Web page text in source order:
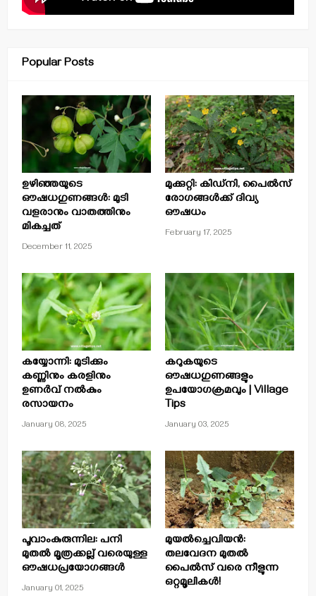
Popular Posts
ഉഴിഞ്ഞയുടെ
ഔഷധഗുണങ്ങൾ: മുടി
വളരാനും വാതത്തിനും
മികച്ചത്
December 11, 2025
മുക്കുറ്റി: കിഡ്‌നി, പൈൽസ്
രോഗങ്ങൾക്ക് ദിവ്യ
ഔഷധം
February 17, 2025
കയ്യോന്നി: മുടിക്കും
കണ്ണിനും കരളിനും
ഉണർവ് നൽകും
രസായനം
January 08, 2025
കറുകയുടെ
ഔഷധഗുണങ്ങളും
ഉപയോഗക്രമവും | Village
Tips
January 03, 2025
പൂവാംകുരുന്നില: പനി
മുതൽ മൂത്രക്കല്ല് വരെയുള്ള
ഔഷധപ്രയോഗങ്ങൾ
January 01, 2025
മുയൽച്ചെവിയൻ:
തലവേദന മുതൽ
പൈൽസ് വരെ നീളുന്ന
ഒറ്റമൂലികൾ!